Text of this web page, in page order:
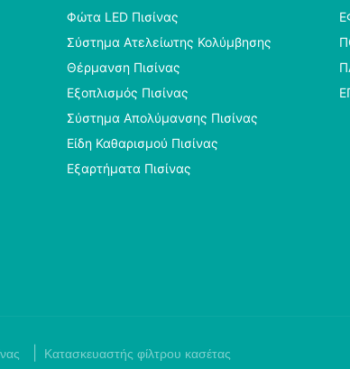
Φώτα LED Πισίνας
Σύστημα Ατελείωτης Κολύμβησης
Θέρμανση Πισίνας
Εξοπλισμός Πισίνας
Σύστημα Απολύμανσης Πισίνας
Είδη Καθαρισμού Πισίνας
Εξαρτήματα Πισίνας
Κατασκευαστής φίλτρου κασέτας